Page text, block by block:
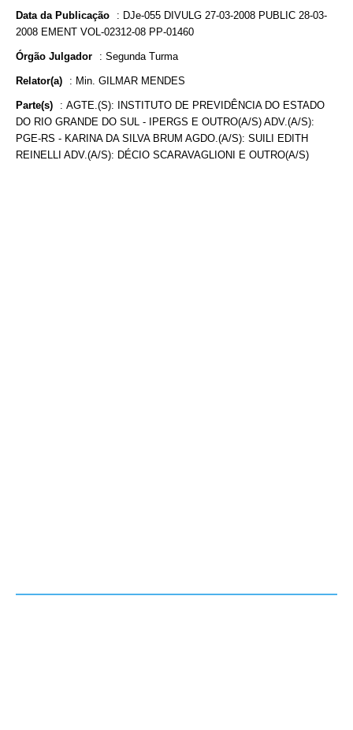
Data da Publicação : DJe-055 DIVULG 27-03-2008 PUBLIC 28-03-
2008 EMENT VOL-02312-08 PP-01460
Órgão Julgador : Segunda Turma
Relator(a) : Min. GILMAR MENDES
Parte(s) : AGTE.(S): INSTITUTO DE PREVIDÊNCIA DO ESTADO
DO RIO GRANDE DO SUL - IPERGS E OUTRO(A/S) ADV.(A/S):
PGE-RS - KARINA DA SILVA BRUM AGDO.(A/S): SUILI EDITH
REINELLI ADV.(A/S): DÉCIO SCARAVAGLIONI E OUTRO(A/S)